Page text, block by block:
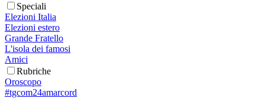
Speciali
Elezioni Italia
Elezioni estero
Grande Fratello
L'isola dei famosi
Amici
Rubriche
Oroscopo
#tgcom24amarcord